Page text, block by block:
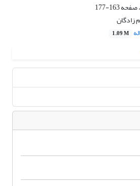
163-177
زادگان
1.09 M